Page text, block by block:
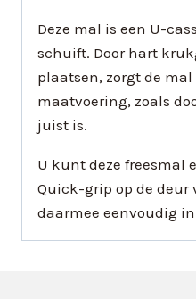
Deze mal is een U-
schuift. Door hart
plaatsen, zorgt de mal
maatvoering, zoals
juist is.
U kunt deze freesmal
Quick-grip op de deur
daarmee eenvoudig